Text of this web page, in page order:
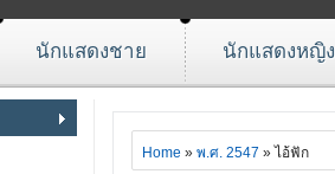
นักแสดงชาย นักแสดงหญิง
Home » พ.ศ. 2547 » ไอ้ฟัก